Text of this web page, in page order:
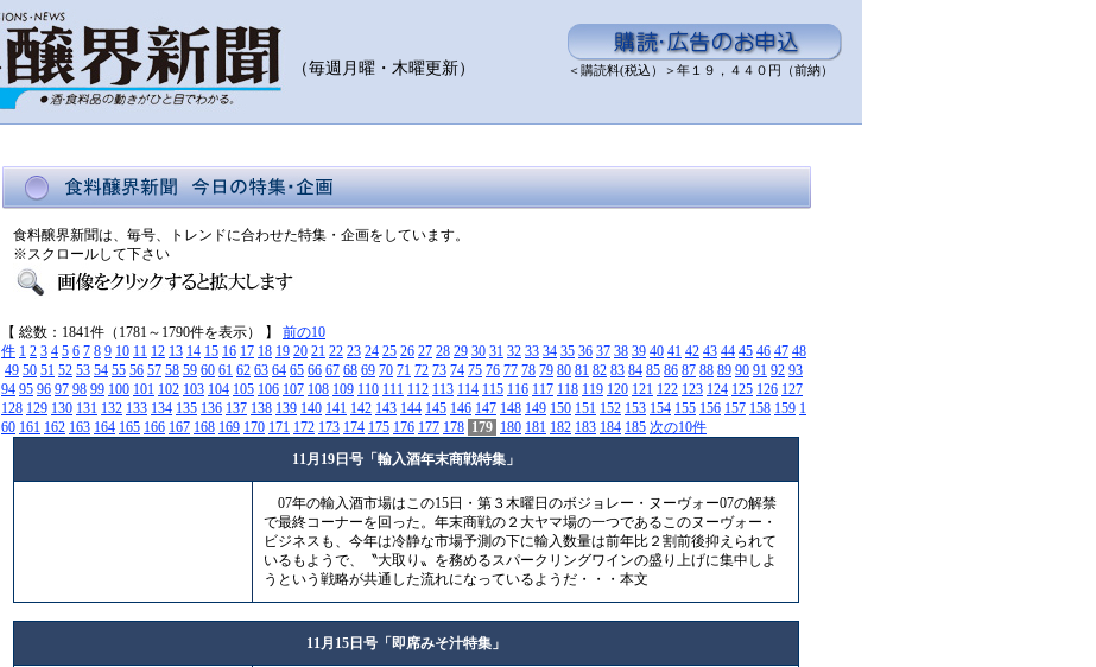
（毎週月曜・木曜更新） ＜購読料(税込）＞年１９，４４０円（前納）
食料醸界新聞は、毎号、トレンドに合わせた特集・企画をしています。
※スクロールして下さい
【 総数：1841件（1781～1790件を表示） 】 前の10
件 1 2 3 4 5 6 7 8 9 10 11 12 13 14 15 16 17 18 19 20 21 22 23 24 25 26 27 28 29 30 31 32 33 34 35 36 37 38 39 40 41 42 43 44 45 46 47 48
49 50 51 52 53 54 55 56 57 58 59 60 61 62 63 64 65 66 67 68 69 70 71 72 73 74 75 76 77 78 79 80 81 82 83 84 85 86 87 88 89 90 91 92 93
94 95 96 97 98 99 100 101 102 103 104 105 106 107 108 109 110 111 112 113 114 115 116 117 118 119 120 121 122 123 124 125 126 127
128 129 130 131 132 133 134 135 136 137 138 139 140 141 142 143 144 145 146 147 148 149 150 151 152 153 154 155 156 157 158 159 1
60 161 162 163 164 165 166 167 168 169 170 171 172 173 174 175 176 177 178 179 180 181 182 183 184 185 次の10件
11月19日号「輸入酒年末商戦特集」
07年の輸入酒市場はこの15日・第３木曜日のボジョレー・ヌーヴォー07の解禁
で最終コーナーを回った。年末商戦の２大ヤマ場の一つであるこのヌーヴォー・
ビジネスも、今年は冷静な市場予測の下に輸入数量は前年比２割前後抑えられて
いるもようで、〝大取り〟を務めるスパークリングワインの盛り上げに集中しよ
うという戦略が共通した流れになっているようだ・・・本文
11月15日号「即席みそ汁特集」